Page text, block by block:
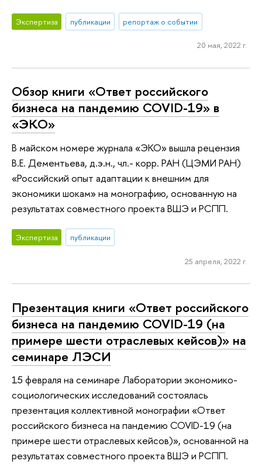
Экспертиза публикации репортаж о событии
20 мая, 2022 г.
Обзор книги «Ответ российского
бизнеса на пандемию COVID-19» в
«ЭКО»
В майском номере журнала «ЭКО» вышла рецензия
В.Е. Дементьева, д.э.н., чл.- корр. РАН (ЦЭМИ РАН)
«Российский опыт адаптации к внешним для
экономики шокам» на монографию, основанную на
результатах совместного проекта ВШЭ и РСПП.
Экспертиза публикации
25 апреля, 2022 г.
Презентация книги «Ответ российского
бизнеса на пандемию COVID-19 (на
примере шести отраслевых кейсов)» на
семинаре ЛЭСИ
15 февраля на семинаре Лаборатории экономико-
социологических исследований состоялась
презентация коллективной монографии «Ответ
российского бизнеса на пандемию COVID-19 (на
примере шести отраслевых кейсов)», основанной на
результатах совместного проекта ВШЭ и РСПП.